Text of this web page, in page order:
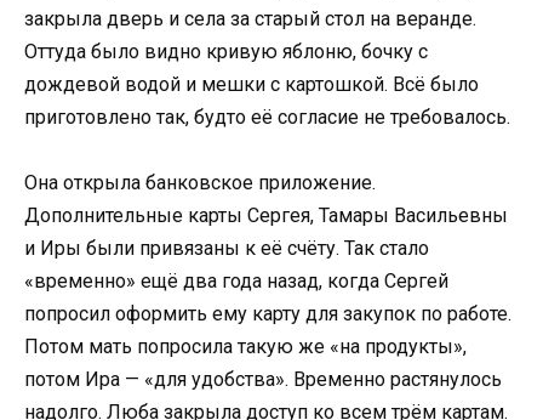
закрыла дверь и села за старый стол на веранде.
Оттуда было видно кривую яблоню, бочку с
дождевой водой и мешки с картошкой. Всё было
приготовлено так, будто её согласие не требовалось.
Она открыла банковское приложение.
Дополнительные карты Сергея, Тамары Васильевны
и Иры были привязаны к её счёту. Так стало
«временно» ещё два года назад, когда Сергей
попросил оформить ему карту для закупок по работе.
Потом мать попросила такую же «на продукты»,
потом Ира — «для удобства». Временно растянулось
надолго. Люба закрыла доступ ко всем трём картам.